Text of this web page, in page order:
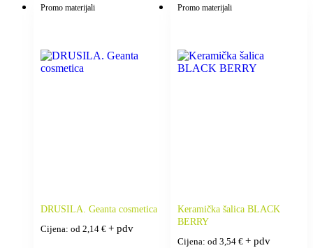
Promo materijali
DRUSILA. Geanta cosmetica
Cijena: od 2,14 € + pdv
Promo materijali
Keramička šalica BLACK
BERRY
Cijena: od 3,54 € + pdv